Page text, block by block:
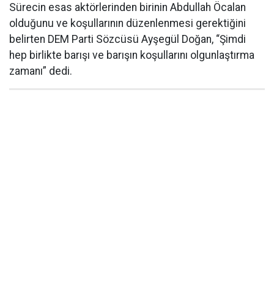
Sürecin esas aktörlerinden birinin Abdullah Öcalan
olduğunu ve koşullarının düzenlenmesi gerektiğini
belirten DEM Parti Sözcüsü Ayşegül Doğan, “Şimdi
hep birlikte barışı ve barışın koşullarını olgunlaştırma
zamanı” dedi.